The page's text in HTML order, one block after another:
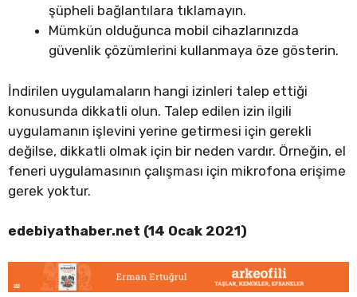
şüpheli bağlantılara tıklamayın.
Mümkün olduğunca mobil cihazlarınızda
güvenlik çözümlerini kullanmaya öze gösterin.
İndirilen uygulamaların hangi izinleri talep ettiği
konusunda dikkatli olun. Talep edilen izin ilgili
uygulamanın işlevini yerine getirmesi için gerekli
değilse, dikkatli olmak için bir neden vardır. Örneğin, el
feneri uygulamasının çalışması için mikrofona erişime
gerek yoktur.
edebiyathaber.net (14 Ocak 2021)